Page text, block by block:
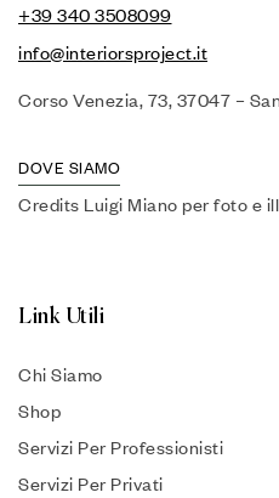
+39 340 3508099
info@interiorsproject.it
Corso Venezia, 73, 37047 –
DOVE SIAMO
Credits Luigi Miano per foto e
Link Utili
Chi Siamo
Shop
Servizi Per Professionisti
Servizi Per Privati